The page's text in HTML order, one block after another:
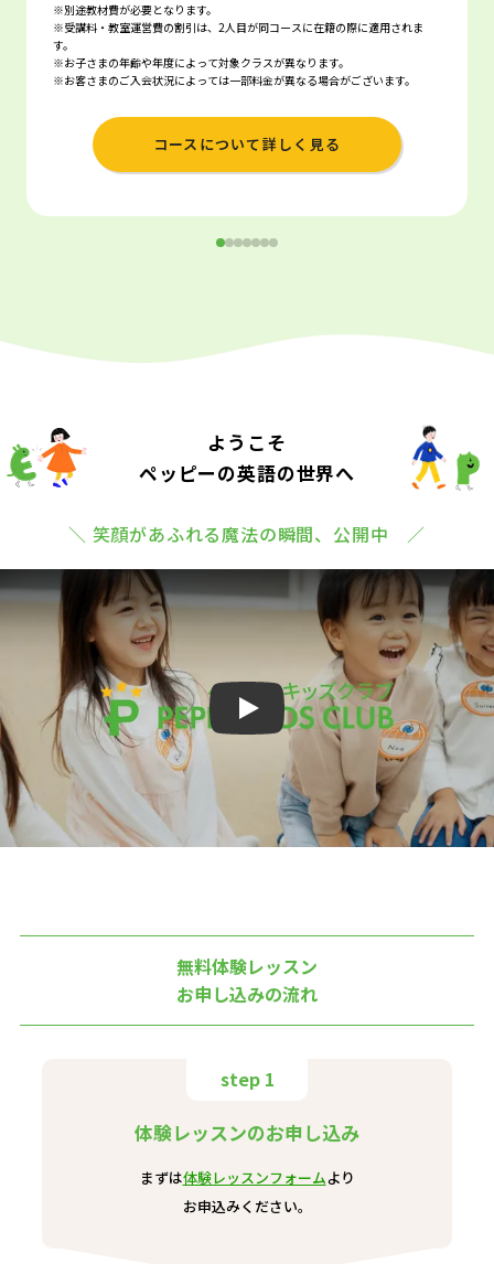
※別途教材費が必要となります。
※受講料・教室運営費の割引は、2人目が同コースに在籍の際に適用されま
す。
※お子さまの年齢や年度によって対象クラスが異なります。
※お客さまのご入会状況によっては一部料金が異なる場合がございます。
コースについて詳しく見る
ようこそ
ペッピーの英語の世界へ
＼ 笑顔があふれる魔法の瞬間、公開中 ／
Play
無料体験レッスン
お申し込みの流れ
step 1
体験レッスンのお申し込み
まずは体験レッスンフォームより
お申込みください。